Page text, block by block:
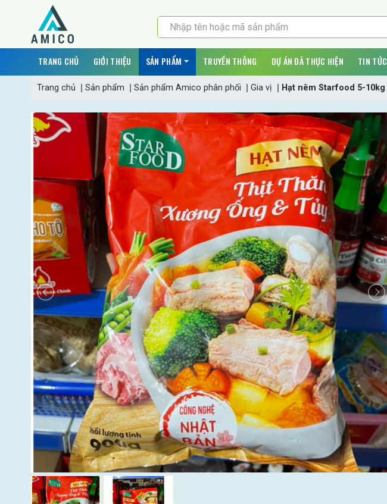
TRANG CHỦ
GIỚI THIỆU SẢN PHẨM TRUYỀN THÔNG DỰ ÁN ĐÃ THỰC HIỆN TIN TỨC
Trang chủ Sản phẩm Sản phẩm Amico phân phối Gia vị Hạt nêm Starfood 5-10kg